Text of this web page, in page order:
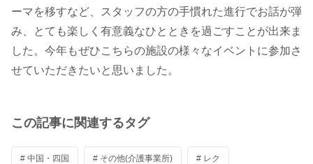
ーマを移すなど、スタッフの方の手慣れた進行でお話が弾
み、とても楽しく有意義なひとときを過ごすことが出来ま
した。今年もぜひこちらの施設の様々なイベントに参加さ
せていただきたいと思いました。
この記事に関連するタグ
# 中国・四国 # その他(介護事業所) # レク